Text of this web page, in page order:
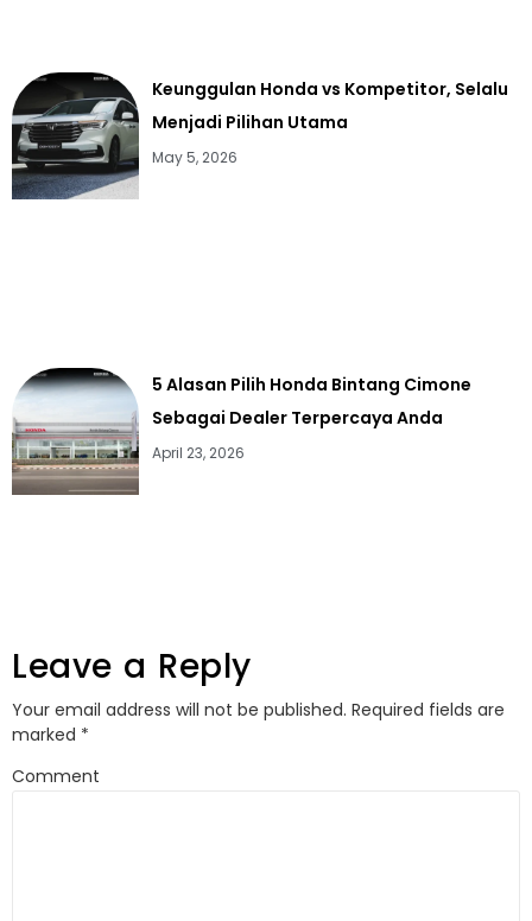
Keunggulan Honda vs Kompetitor, Selalu
Menjadi Pilihan Utama
May 5, 2026
5 Alasan Pilih Honda Bintang Cimone
Sebagai Dealer Terpercaya Anda
April 23, 2026
Leave a Reply
Your email address will not be published. Required fields are
marked *
Comment